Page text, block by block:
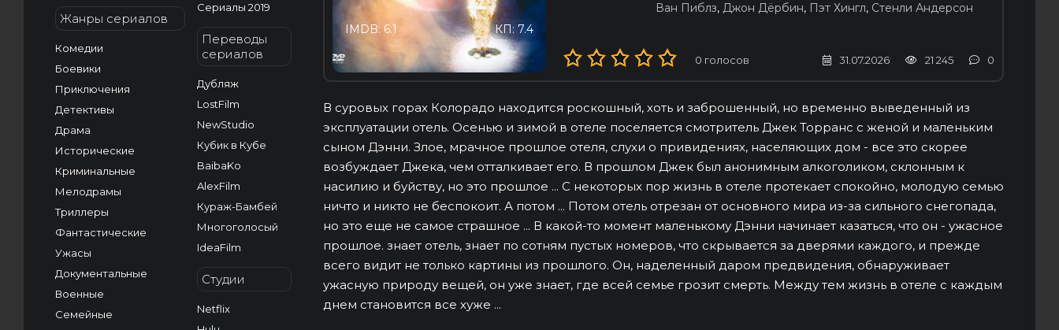
Жанры сериалов
Комедии
Боевики
Приключения
Детективы
Драма
Исторические
Криминальные
Мелодрамы
Триллеры
Фантастические
Ужасы
Документальные
Военные
Семейные
Сериалы 2019
Переводы
сериалов
Дубляж
LostFilm
NewStudio
Кубик в Кубе
BaibaKo
AlexFilm
Кураж-Бамбей
Многоголосый
IdeaFilm
Студии
Netflix
КП: 7.4
IMDB: 6.1
Ван Пиблз, Джон Дёрбин, Пэт Хингл, Стенли Андерсон
0 голосов 31.07.2026 21 245 0
В суровых горах Колорадо находится роскошный, хоть и заброшенный, но временно выведенный из
эксплуатации отель. Осенью и зимой в отеле поселяется смотритель Джек Торранс с женой и маленьким
сыном Дэнни. Злое, мрачное прошлое отеля, слухи о привидениях, населяющих дом - все это скорее
возбуждает Джека, чем отталкивает его. В прошлом Джек был анонимным алкоголиком, склонным к
насилию и буйству, но это прошлое ... С некоторых пор жизнь в отеле протекает спокойно, молодую семью
ничто и никто не беспокоит. А потом ... Потом отель отрезан от основного мира из-за сильного снегопада,
но это еще не самое страшное ... В какой-то момент маленькому Дэнни начинает казаться, что он - ужасное
прошлое. знает отель, знает по сотням пустых номеров, что скрывается за дверями каждого, и прежде
всего видит не только картины из прошлого. Он, наделенный даром предвидения, обнаруживает
ужасную природу вещей, он уже знает, где всей семье грозит смерть. Между тем жизнь в отеле с каждым
днем становится все хуже ...